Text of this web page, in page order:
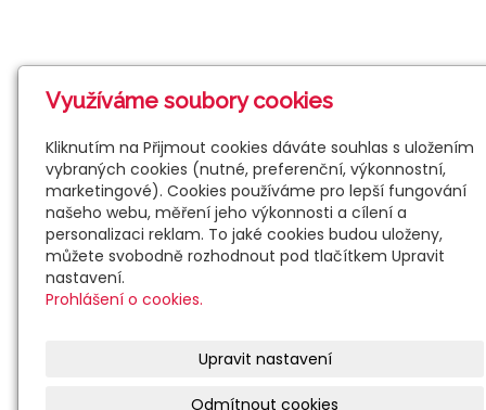
Využíváme soubory cookies
Kliknutím na Přijmout cookies dáváte souhlas s uložením
vybraných cookies (nutné, preferenční, výkonnostní,
marketingové). Cookies používáme pro lepší fungování
našeho webu, měření jeho výkonnosti a cílení a
personalizaci reklam. To jaké cookies budou uloženy,
můžete svobodně rozhodnout pod tlačítkem Upravit
nastavení.
Prohlášení o cookies.
Upravit nastavení
Odmítnout cookies